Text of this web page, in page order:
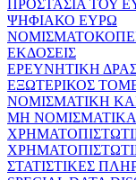
ΠΡΟΣΤΑΣΙΑ ΤΟΥ
ΨΗΦΙΑΚΟ ΕΥΡΩ
ΕΚΔΟΣΕΙΣ
ΕΡΕΥΝΗΤΙΚΗ
ΕΞΩΤΕΡΙΚΟΣ
ΝΟΜΙΣΜΑΤΙΚΗ
ΜΗ
ΣΤΑΤΙΣΤΙΚΕΣ